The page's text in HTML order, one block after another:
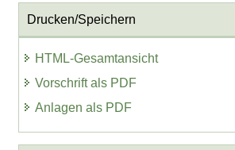
Drucken/Speichern
HTML-Gesamtansicht
Vorschrift als PDF
Anlagen als PDF